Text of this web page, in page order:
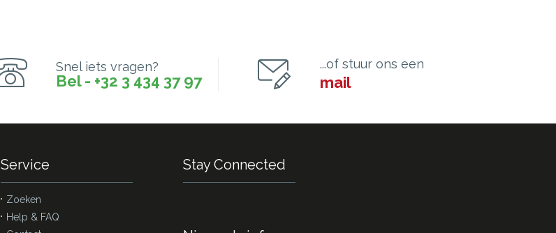
Snel iets vragen?
Bel - +32 3 434 37 97
...of stuur ons een
mail
Service
Zoeken
Help & FAQ
Stay Connected